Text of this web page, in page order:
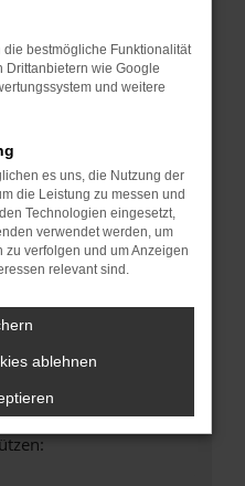
vorübergehende
Browser und dein
neuesten Stand
nicht nur ein
kann auch dazu
Funktionen nicht mehr
Wir werden
zu beheben. Du kannst
um uns bei der
bestmögliche Funktionalität
Drittanbietern wie Google
und weitere
es uns, die Nutzung der
die Leistung zu messen und
Technologien eingesetzt,
verwendet werden, um
verfolgen und um Anzeigen
relevant sind.
ablehnen